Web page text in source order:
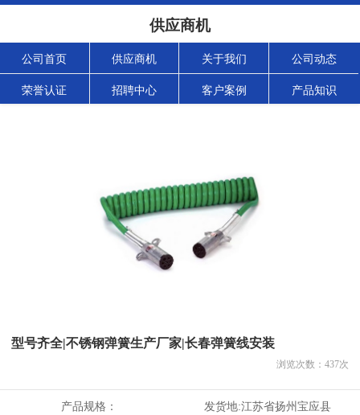
供应商机
公司首页 供应商机 关于我们 公司动态
荣誉认证 招聘中心 客户案例 产品知识
型号齐全|不锈钢弹簧生产厂家|长春弹簧线安装
浏览次数： 437次
产品规格： 发货地:江苏省扬州宝应县